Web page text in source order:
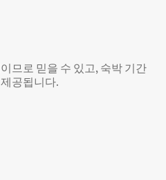
므로 믿을 수 있고, 숙박 기간
공됩니다.